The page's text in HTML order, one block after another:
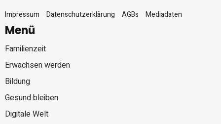
Impressum
Datenschutzerklärung AGBs Mediadaten
Menü
Familienzeit
Erwachsen werden
Bildung
Gesund bleiben
Digitale Welt